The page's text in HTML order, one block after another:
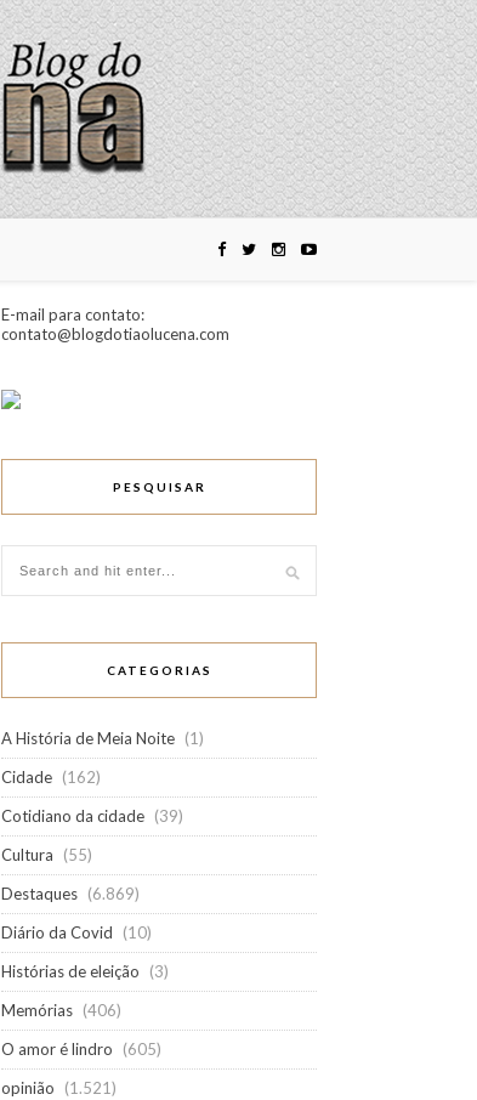
E-mail para contato:
contato@blogdotiaolucena.com
PESQUISAR
CATEGORIAS
A História de Meia Noite (1)
Cidade (162)
Cotidiano da cidade (39)
Cultura
(55)
Destaques (6.869)
Diário da Covid
(10)
Histórias de eleição
(3)
Memórias (406)
O amor é lindro
(605)
opinião
(1.521)